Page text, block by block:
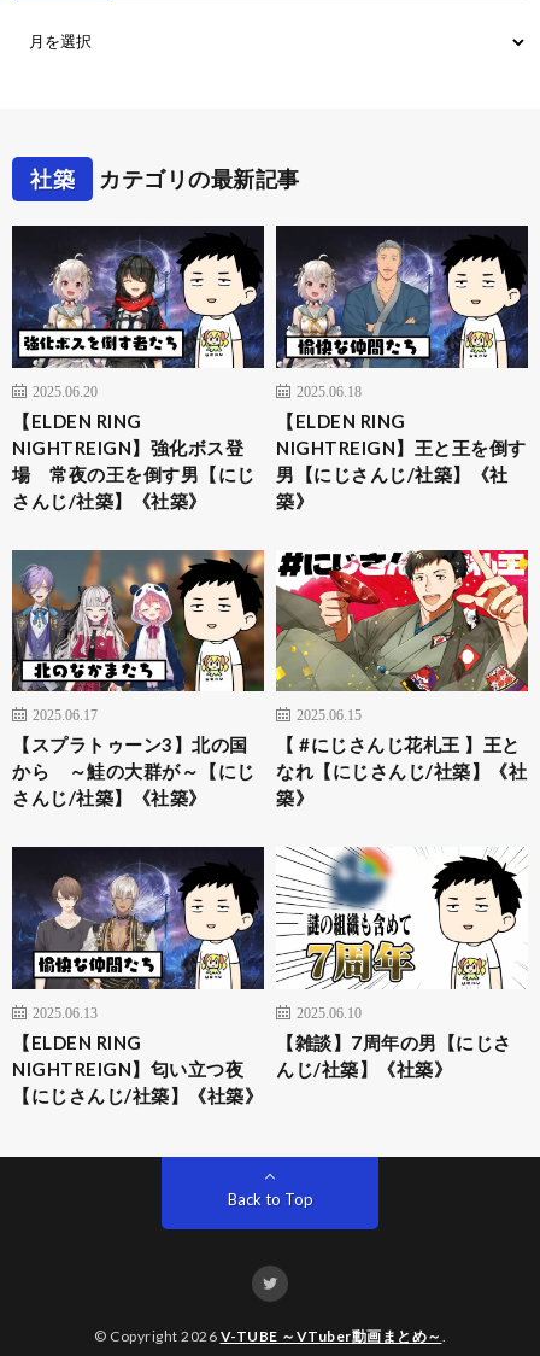
社築 カテゴリの最新記事
2025.06.20
【ELDEN RING
NIGHTREIGN】強化ボス登
場 常夜の王を倒す男【にじ
さんじ/社築】《社築》
2025.06.18
【ELDEN RING
NIGHTREIGN】王と王を倒す
男【にじさんじ/社築】《社
築》
2025.06.17
【スプラトゥーン3】北の国
から ～鮭の大群が～【にじ
さんじ/社築】《社築》
2025.06.15
【 #にじさんじ花札王 】王と
なれ【にじさんじ/社築】《社
築》
2025.06.13
【ELDEN RING
NIGHTREIGN】匂い立つ夜
【にじさんじ/社築】《社築》
2025.06.10
【雑談】7周年の男【にじさ
んじ/社築】《社築》
Back to Top
© Copyright 2026 V-TUBE ～VTuber動画まとめ～